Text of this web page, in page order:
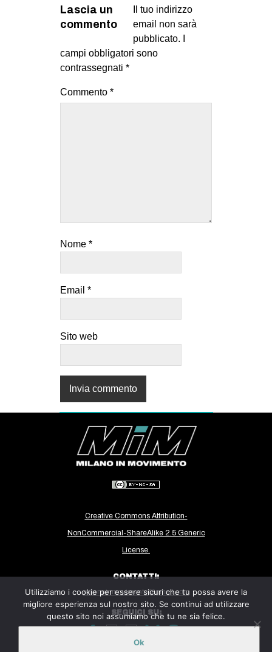
Lascia un
commento
Il tuo indirizzo
email non sarà
pubblicato.
campi obbligatori sono
contrassegnati *
Commento *
Nome *
Email *
Sito web
Creative Commons Attribution-
NonCommercial-ShareAlike 2.5 Generic
License.
CONTATTI:
milanoinmovimento@gmail.com
SEGUICI SU:
Utilizziamo i cookie per essere sicuri che tu possa avere la
migliore esperienza sul nostro sito. Se continui ad utilizzare
questo sito noi assumiamo che tu ne sia felice.
Ok